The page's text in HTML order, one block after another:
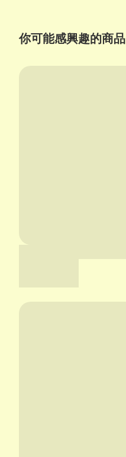
你可能感興趣的商品